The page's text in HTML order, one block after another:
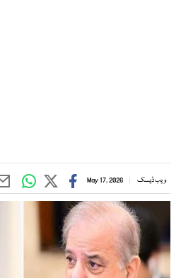
ویب ڈیسک May 17, 2026